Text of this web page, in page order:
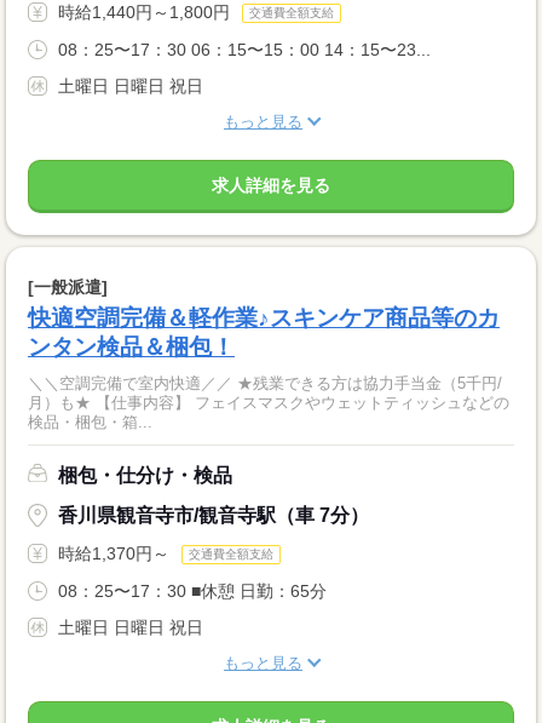
時給1,440円～1,800円 交通費全額支給
08：25〜17：30 06：15〜15：00 14：15〜23...
土曜日 日曜日 祝日
もっと見る
求人詳細を見る
[一般派遣]
快適空調完備＆軽作業♪スキンケア商品等のカ
ンタン検品＆梱包！
＼＼空調完備で室内快適／／ ★残業できる方は協力手当金（5千円/
月）も★ 【仕事内容】 フェイスマスクやウェットティッシュなどの
検品・梱包・箱...
梱包・仕分け・検品
香川県観音寺市/観音寺駅（車 7分）
時給1,370円～ 交通費全額支給
08：25〜17：30 ■休憩 日勤：65分
土曜日 日曜日 祝日
もっと見る